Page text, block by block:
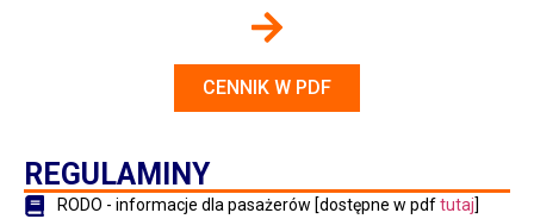
CENNIK W PDF
REGULAMINY
RODO - informacje dla pasażerów [dostępne w pdftutaj]